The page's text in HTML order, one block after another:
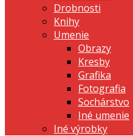
Drobnosti
Knihy
Umenie
Obrazy
Kresby
Grafika
Fotografia
Sochárstvo
Iné umenie
Iné výrobky